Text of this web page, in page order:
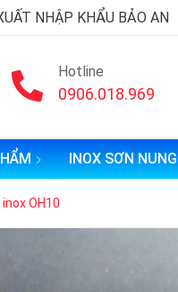
NHẬP KHẨU BẢO AN
Hotline
0906.018.969
INOX SƠN NUNG
OH10